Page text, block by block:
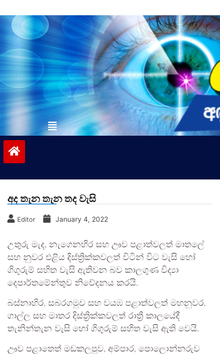
to
contentvinivida.lk
අද තැන තැන තද වැසි
Editor January 4, 2022
උතුරු මැද, නැගෙනහිර සහ ඌව පළාත්වලත් මාතලේ
සහ නුවර එළිය දිස්ත්‍රික්කවලත් විටින් විට වැසි හෝ
ගිගුරුම් සහිත වැසි ඇතිවන බව කාලගුණ විද්‍යා
දෙපාර්තමේන්තුව නිවේදනය කරයි.
බස්නාහිර, සබරගමුව සහ වයඹ පළාත්වලත් මහනුවර,
ගාල්ල සහ මාතර දිස්ත්‍රික්කවලත් රාත්‍රී කාලයේදී
තැනින්තැන වැසි හෝ ගිගුරුම් සහිත වැසි ඇති වෙයි.
ඌව පළාතෙත් මඩකලපුව, අම්පාර, පොලොන්නරුව